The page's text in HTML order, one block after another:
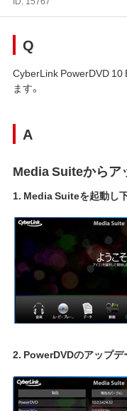
Q
CyberLink PowerDVD 10
ます。
A
Media Suiteからア
1. Media Suiteを起動し
2. PowerDVDのアップデ